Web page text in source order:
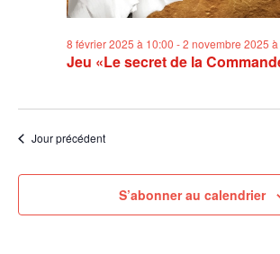
Jeu «Le secret de la
8 février 2025 à 10:00 -2 novembre 2025
Jour précédent
S’abonner au calendrier